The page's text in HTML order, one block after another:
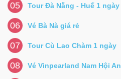
05 Tour Đà Nẵng - Huế 1 ngày
06 Vé Bà Nà giá rẻ
07 Tour Cù Lao Chàm 1 ngày
08 Vé Vinpearland Nam Hội An